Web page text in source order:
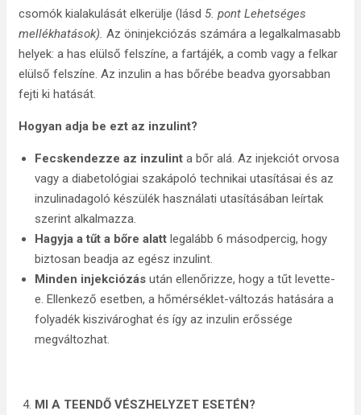
csomók kialakulását elkerülje (lásd 5. pont Lehetséges
mellékhatások). Az öninjekciózás számára a legalkalmasabb
helyek: a has elülső felszíne, a fartájék, a comb vagy a felkar
elülső felszíne. Az inzulin a has bőrébe beadva gyorsabban
fejti ki hatását.
Hogyan adja be ezt az inzulint?
Fecskendezze az inzulint a bőr alá. Az injekciót orvosa
vagy a diabetológiai szakápoló technikai utasításai és az
inzulinadagoló készülék használati utasításában leírtak
szerint alkalmazza.
Hagyja a tűt a bőre alatt legalább 6 másodpercig, hogy
biztosan beadja az egész inzulint.
Minden injekciózás után ellenőrizze, hogy a tűt levette-
e. Ellenkező esetben, a hőmérséklet-változás hatására a
folyadék kiszivároghat és így az inzulin erőssége
megváltozhat.
MI A TEENDŐ VÉSZHELYZET ESETÉN?